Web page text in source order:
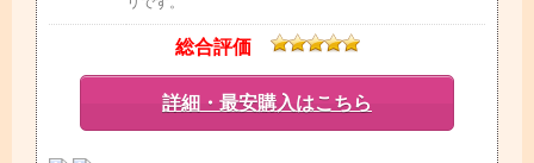
総合評価
詳細・最安購入はこちら